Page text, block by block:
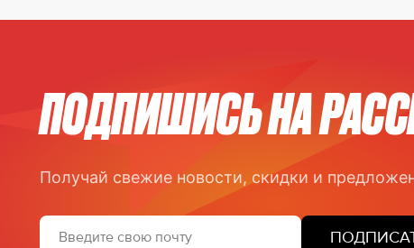
ПОДПИШИСЬ НА
Получай свежие новости, скидки и